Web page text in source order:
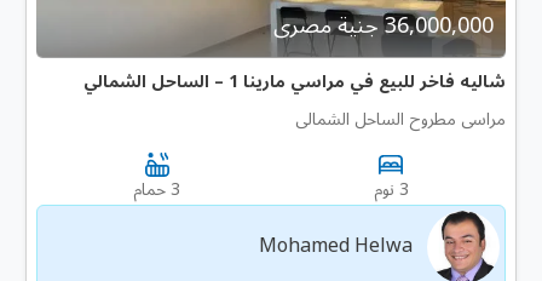
36,000,000 جنية مصرى
شاليه فاخر للبيع في مراسي مارينا 1 – الساحل الشمالي
مراسى مطروح الساحل الشمالى
3 نوم 3 حمام
Mohamed Helwa